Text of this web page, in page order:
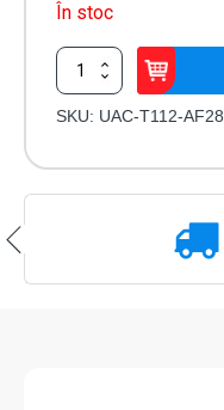
În stoc
Cantitate
Camera
AnalogHD
SKU: UAC-T112-AF28